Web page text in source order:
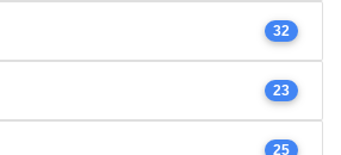
32
23
25